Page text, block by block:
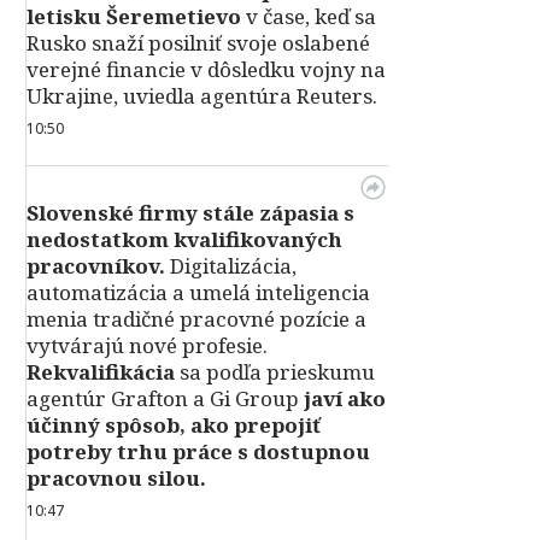
letisku Šeremetievo v čase, keď sa
Rusko snaží posilniť svoje oslabené
verejné financie v dôsledku vojny na
Ukrajine, uviedla agentúra Reuters.
10:50
Slovenské firmy stále zápasia s
nedostatkom kvalifikovaných
pracovníkov. Digitalizácia,
automatizácia a umelá inteligencia
menia tradičné pracovné pozície a
vytvárajú nové profesie.
Rekvalifikácia sa podľa prieskumu
agentúr Grafton a Gi Group javí ako
účinný spôsob, ako prepojiť
potreby trhu práce s dostupnou
pracovnou silou.
10:47